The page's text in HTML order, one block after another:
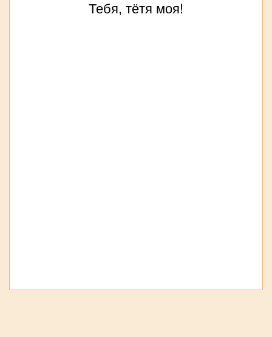
Тебя, тётя моя!